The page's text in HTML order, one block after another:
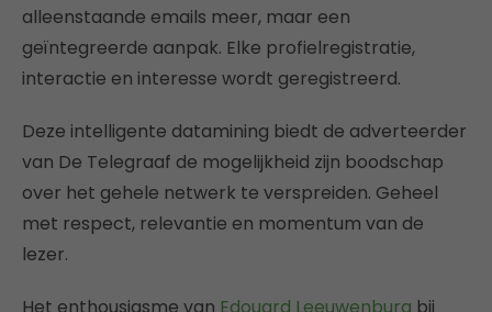
alleenstaande emails meer, maar een
geïntegreerde aanpak. Elke profielregistratie,
interactie en interesse wordt geregistreerd.
Deze intelligente datamining biedt de adverteerder
van De Telegraaf de mogelijkheid zijn boodschap
over het gehele netwerk te verspreiden. Geheel
met respect, relevantie en momentum van de
lezer.
Het enthousiasme van Edouard Leeuwenburg bij